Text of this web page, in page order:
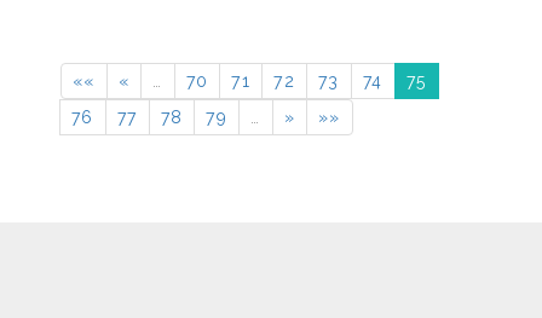
«« « … 70 71 72 73 74
75
76
77 78 79 … » »»